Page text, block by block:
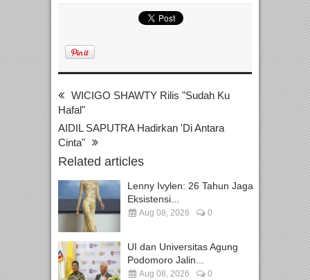
WICIGO SHAWTY Rilis "Sudah Ku
Hafal"
AIDIL SAPUTRA Hadirkan 'Di Antara
Cinta"
Related articles
Lenny Ivylen: 26 Tahun Jaga
Eksistensi...
Aug 08, 2026 0
UI dan Universitas Agung
Podomoro Jalin...
Aug 08, 2026 0